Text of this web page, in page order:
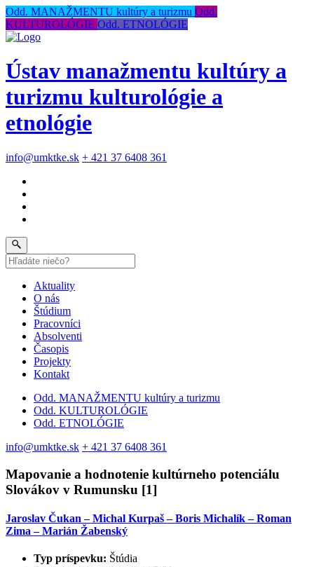
Odd. MANAŽMENTU kultúry a turizmu Odd.
KULTUROLÓGIE Odd. ETNOLÓGIE
Ústav manažmentu kultúry a
turizmu kulturológie a
etnológie
info@umktke.sk + 421 37 6408 361
Aktuality
O nás
Štúdium
Pracovníci
Absolventi
Časopis
Projekty
Kontakt
Odd. MANAŽMENTU kultúry a turizmu
Odd. KULTUROLÓGIE
Odd. ETNOLÓGIE
info@umktke.sk + 421 37 6408 361
Mapovanie a hodnotenie kultúrneho potenciálu
Slovákov v Rumunsku [1]
Jaroslav Čukan – Michal Kurpaš – Boris Michalík – Roman
Zima – Marián Žabenský
Typ príspevku: Štúdia